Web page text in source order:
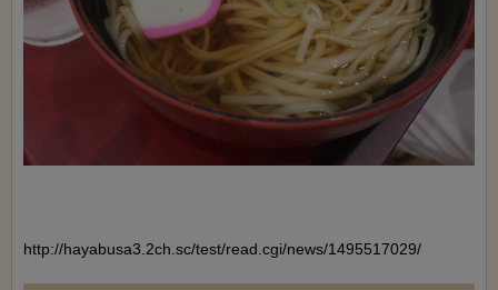
http://hayabusa3.2ch.sc/test/read.cgi/news/1495517029/